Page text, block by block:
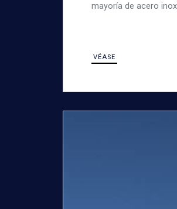
mayoría de acero
VÉASE